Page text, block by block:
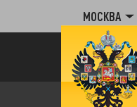
МОСКВА